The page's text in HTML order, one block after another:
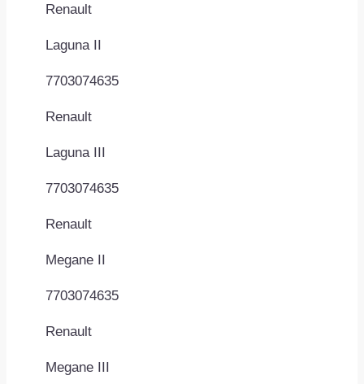
Renault
Laguna II
7703074635
Renault
Laguna III
7703074635
Renault
Megane II
7703074635
Renault
Megane III